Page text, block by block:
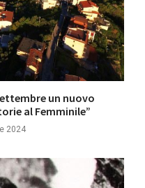
un nuovo
al Femminile”
2024